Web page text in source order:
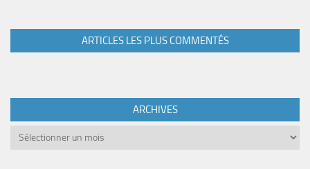
ARTICLES LES PLUS COMMENTÉS
ARCHIVES
Archives